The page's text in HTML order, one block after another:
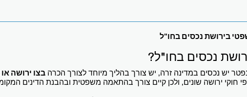
בירושת נכסים בחו"ל
נכסים בחו"ל?
יש נכסים במדינה זרה, יש צורך בהליך מיוחד לצורך הכרהבצו ירושה או
חוקי ירושה שונים, ולכן קיים צורך בהתאמה משפטית ובהבנת הדינים